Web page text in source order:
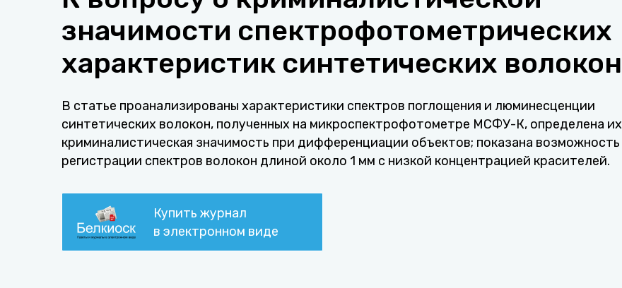
значимости спектрофотометрических
характеристик синтетических волокон
В статье проанализированы характеристики спектров поглощения и люминесценции
синтетических волокон, полученных на микроспектрофотометре МСФУ-К, определена их
криминалистическая значимость при дифференциации объектов; показана возможность
регистрации спектров волокон длиной около 1 мм с низкой концентрацией красителей.
Купить журнал
в электронном виде